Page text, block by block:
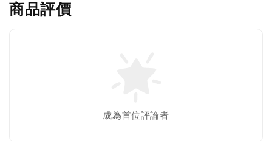
商品評價
成為首位評論者